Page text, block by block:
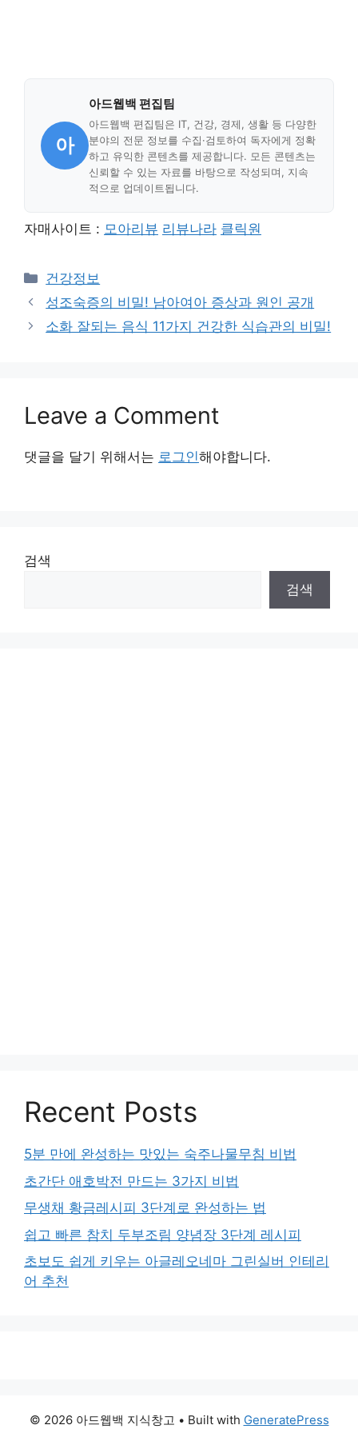
아
아드웹백 편집팀
아드웹백 편집팀은 IT, 건강, 경제, 생활 등 다양한
분야의 전문 정보를 수집·검토하여 독자에게 정확
하고 유익한 콘텐츠를 제공합니다. 모든 콘텐츠는
신뢰할 수 있는 자료를 바탕으로 작성되며, 지속
적으로 업데이트됩니다.
자매사이트 : 모아리뷰 리뷰나라 클릭원
Categories
건강정보
성조숙증의 비밀! 남아여아 증상과 원인 공개
소화 잘되는 음식 11가지 건강한 식습관의 비밀!
Leave a Comment
댓글을 달기 위해서는 로그인해야합니다.
검색
검색
Recent Posts
5분 만에 완성하는 맛있는 숙주나물무침 비법
초간단 애호박전 만드는 3가지 비법
무생채 황금레시피 3단계로 완성하는 법
쉽고 빠른 참치 두부조림 양념장 3단계 레시피
초보도 쉽게 키우는 아글레오네마 그린실버 인테리
어 추천
© 2026 아드웹백 지식창고 • Built with GeneratePress